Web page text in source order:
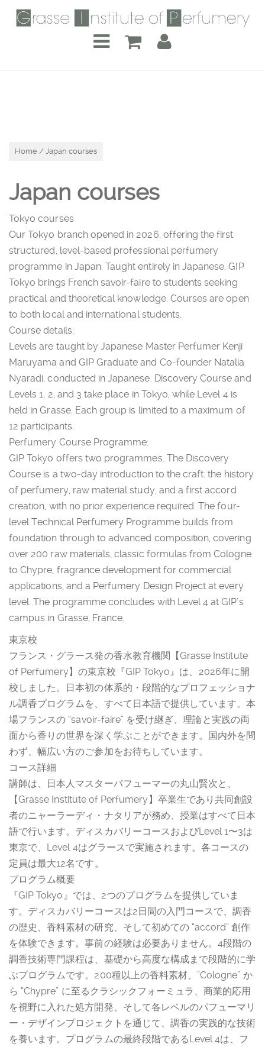
Home / Japan courses
Japan courses
Tokyo courses
Our Tokyo branch opened in 2026, offering the first
structured, level-based professional perfumery
programme in Japan. Taught entirely in Japanese, GIP
Tokyo brings French savoir-faire to students seeking
practical and theoretical knowledge. Courses are open
to both local and international students.
Course details:
Levels are taught by Japanese Master Perfumer Kenji
Maruyama and GIP Graduate and Co-founder Natalia
Nyaradi, conducted in Japanese. Discovery Course and
Levels 1, 2, and 3 take place in Tokyo, while Level 4 is
held in Grasse. Each group is limited to a maximum of
12 participants.
Perfumery Course Programme:
GIP Tokyo offers two programmes. The Discovery
Course is a two-day introduction to the craft: the history
of perfumery, raw material study, and a first accord
creation, with no prior experience required. The four-
level Technical Perfumery Programme builds from
foundation through to advanced composition, covering
over 200 raw materials, classic formulas from Cologne
to Chypre, fragrance development for commercial
applications, and a Perfumery Design Project at every
level. The programme concludes with Level 4 at GIP’s
campus in Grasse, France.
東京校
フランス・グラース発の香水教育機関【Grasse Institute
of Perfumery】の東京校『GIP Tokyo』は、2026年に開
校しました。日本初の体系的・段階的なプロフェッショナ
ル調香プログラムを、すべて日本語で提供しています。本
場フランスの “savoir-faire” を受け継ぎ、理論と実践の両
面から香りの世界を深く学ぶことができます。国内外を問
わず、幅広い方のご参加をお待ちしています。
コース詳細
講師は、日本人マスターパフューマーの丸山賢次と、
【Grasse Institute of Perfumery】卒業生であり共同創設
者のニャーラーディ・ナタリアが務め、授業はすべて日本
語で行います。ディスカバリーコースおよびLevel 1〜3は
東京で、Level 4はグラースで実施されます。各コースの
定員は最大12名です。
プログラム概要
『GIP Tokyo』では、2つのプログラムを提供していま
す。ディスカバリーコースは2日間の入門コースで、調香
の歴史、香料素材の研究、そして初めての “accord” 創作
を体験できます。事前の経験は必要ありません。4段階の
調香技術専門課程は、基礎から高度な構成まで段階的に学
ぶプログラムです。200種以上の香料素材、”Cologne” か
ら “Chypre” に至るクラシックフォーミュラ、商業的応用
を視野に入れた処方開発、そして各レベルのパフューマリ
ー・デザインプロジェクトを通じて、調香の実践的な技術
を養います。プログラムの最終段階であるLevel 4は、フ